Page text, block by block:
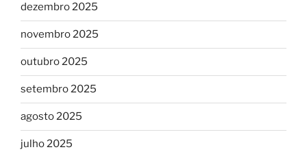
dezembro 2025
novembro 2025
outubro 2025
setembro 2025
agosto 2025
julho 2025